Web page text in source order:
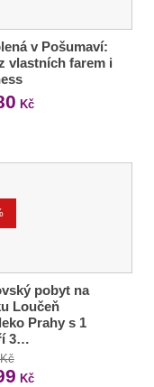
v Pošumaví:
vlastních farem i
Kč
pobyt na
Loučeň
Prahy s 1
3…
Kč